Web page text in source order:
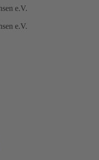
e.V.
e.V.